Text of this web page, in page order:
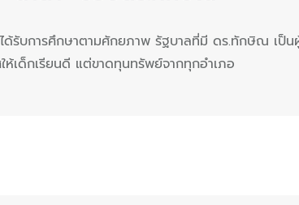
การศึกษาตามศักยภาพ รัฐบาลที่มี ดร.ทักษิณ เป็น
ห้เด็กเรียนดี แต่ขาดทุนทรัพย์จากทุกอำเภอ